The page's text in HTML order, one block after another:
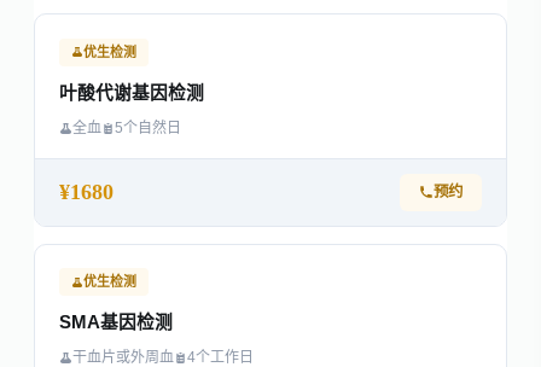
优生检测
叶酸代谢基因检测
全血 5个自然日
¥1680 预约
优生检测
SMA基因检测
干血片或外周血 4个工作日